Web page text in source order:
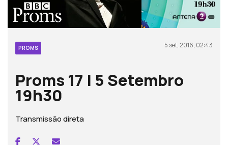
PROMS 5 set, 2016, 02:43
Proms 17 | 5 Setembro
19h30
Transmissão direta